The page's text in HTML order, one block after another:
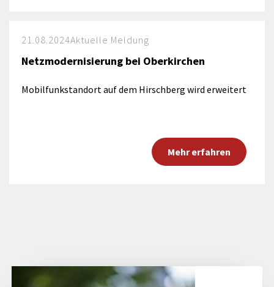
21.08.2024Aktuelle Meldung
Netzmodernisierung bei Oberkirchen
Mobilfunkstandort auf dem Hirschberg wird erweitert
Mehr erfahren